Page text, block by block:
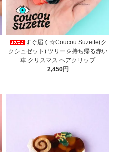
すぐ届く☆Coucou Suzette(ク
クシュゼット) ツリーを持ち帰る赤い
車 クリスマス ヘアクリップ
2,450円